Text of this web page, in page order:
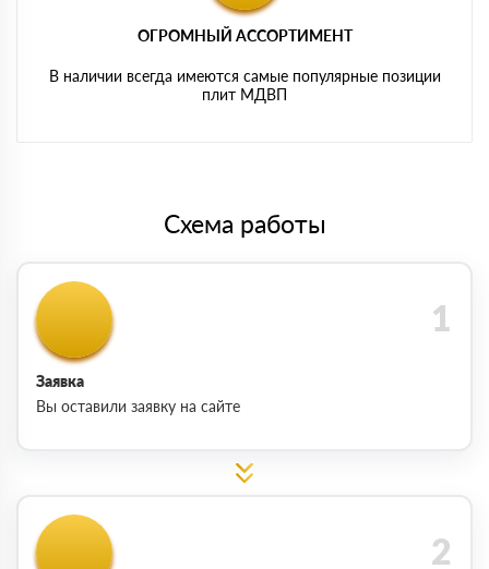
ОГРОМНЫЙ АССОРТИМЕНТ
В наличии всегда имеются самые популярные позиции
плит МДВП
Схема работы
Заявка
Вы оставили заявку на сайте